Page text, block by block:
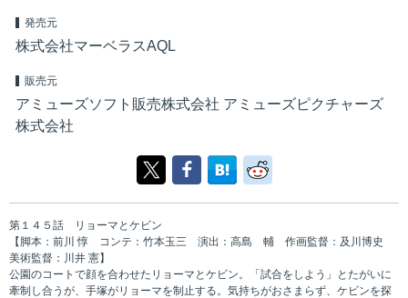
発売元
株式会社マーベラスAQL
販売元
アミューズソフト販売株式会社 アミューズピクチャーズ
株式会社
第１４５話 リョーマとケビン
【脚本：前川 惇 コンテ：竹本玉三 演出：高島 輔 作画監督：及川博史
美術監督：川井 憲】
公園のコートで顔を合わせたリョーマとケビン。「試合をしよう」とたがいに
牽制し合うが、手塚がリョーマを制止する。気持ちがおさまらず、ケビンを探